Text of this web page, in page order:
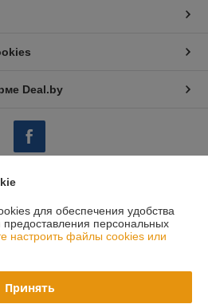
Deal.by
акционерное общество «ИнтерЗнак»
г. Минск, ул. Кижеватова, 86, пом. 2,
для обеспечения удобства
предоставления персональных
настроить файлы cookies или
Принять